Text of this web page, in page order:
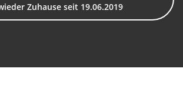
Zuhause seit 19.06.2019